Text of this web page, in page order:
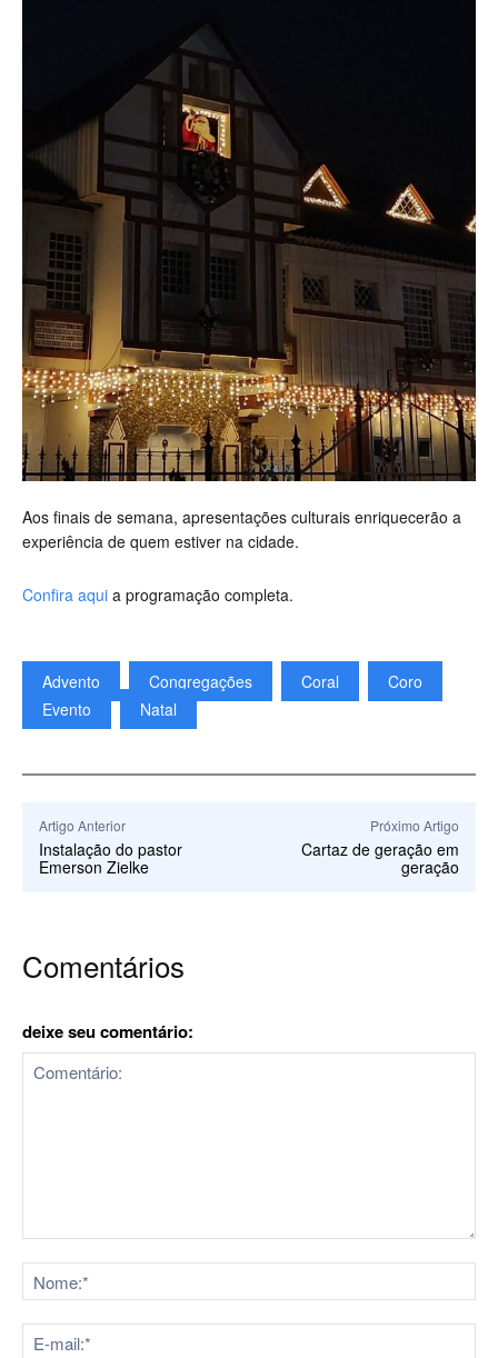
Aos finais de semana, apresentações culturais enriquecerão a
experiência de quem estiver na cidade.
Confira aqui a programação completa.
Advento Congregações Coral
Coro
Evento
Natal
Artigo Anterior
Instalação do pastor
Emerson Zielke
Próximo Artigo
Cartaz de geração em
geração
Comentários
deixe seu comentário: